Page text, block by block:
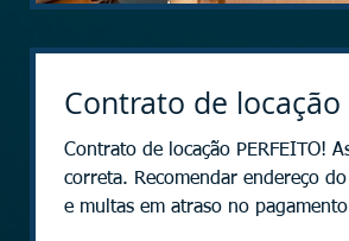
Contrato de locação
Contrato de locação PERFEITO!
correta. Recomendar endereço do
e multas em atraso no